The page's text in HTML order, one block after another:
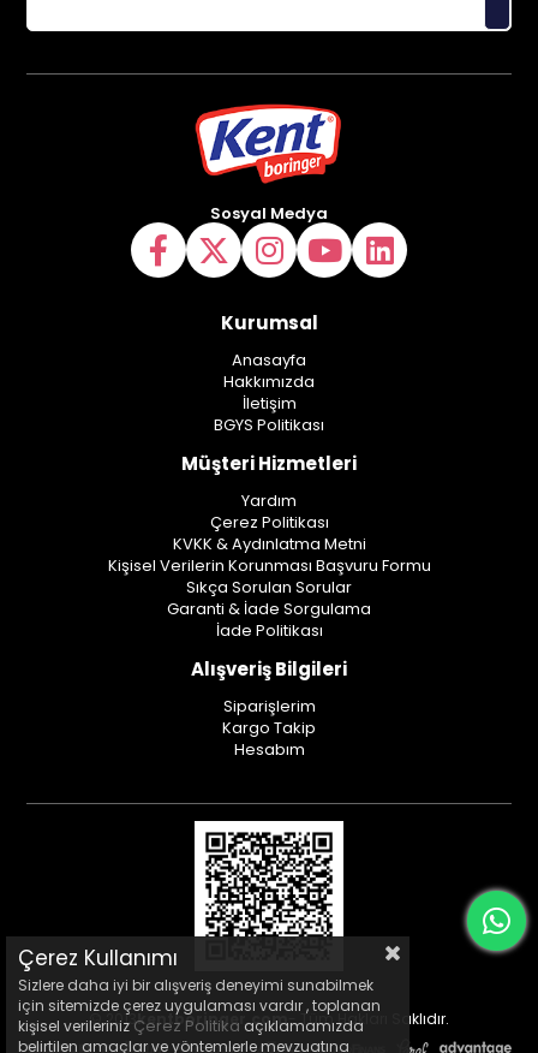
Sosyal Medya
Kurumsal
Anasayfa
Hakkımızda
İletişim
BGYS Politikası
Müşteri Hizmetleri
Yardım
Çerez Politikası
KVKK & Aydınlatma Metni
Kişisel Verilerin Korunması Başvuru Formu
Sıkça Sorulan Sorular
Garanti & İade Sorgulama
İade Politikası
Alışveriş Bilgileri
Siparişlerim
Kargo Takip
Hesabım
© 2013kentboringer.com- Tüm Hakları Saklıdır.
Çerez Kullanımı
Sizlere daha iyi bir alışveriş deneyimi sunabilmek
için sitemizde çerez uygulaması vardır , toplanan
kişisel verileriniz Çerez Politika açıklamamızda
belirtilen amaçlar ve yöntemlerle mevzuatına